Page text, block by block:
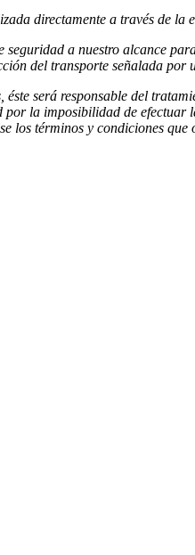
directamente a través de la
seguridad a nuestro alcance
del transporte señalada por
será responsable del
la imposibilidad de efectuar
los términos y condiciones